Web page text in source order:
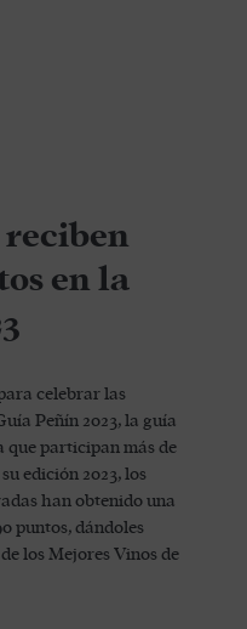
reciben
en la
celebrar las
Peñín 2023, la guía
que participan más de
edición 2023, los
han obtenido una
puntos, dándoles
los Mejores Vinos de